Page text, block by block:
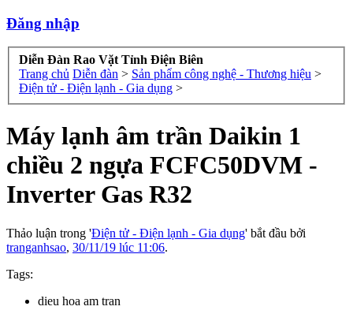
Đăng nhập
Diễn Đàn Rao Vặt Tỉnh Điện Biên
Trang chủ Diễn đàn > Sản phẩm công nghệ - Thương hiệu >
Điện tử - Điện lạnh - Gia dụng >
Máy lạnh âm trần Daikin 1
chiều 2 ngựa FCFC50DVM -
Inverter Gas R32
Thảo luận trong 'Điện tử - Điện lạnh - Gia dụng' bắt đầu bởi
tranganhsao, 30/11/19 lúc 11:06.
Tags:
dieu hoa am tran